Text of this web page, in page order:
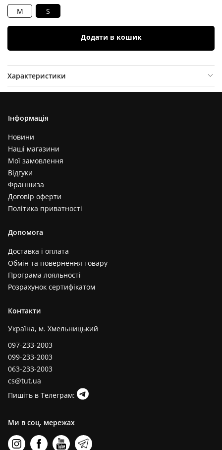
M
S
Додати в кошик
Характеристики
Відгуки (0)
Інформація
Новини
Наші магазини
Мої замовлення
Відгуки
Франшиза
Договір оферти
Політика приватності
Допомога
Доставка і оплата
Обмін та повернення товару
Програма лояльності
Розрахунок сертифікатом
Контакти
Україна, м. Хмельницький
097-233-2003
099-233-2003
063-233-2003
cs@tut.ua
Пишіть в Телеграм:
Ми в соц. мережах